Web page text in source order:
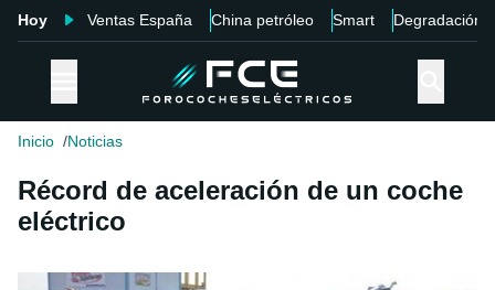
Hoy Ventas España China petróleo Smart Degradación
Inicio Noticias
Récord de aceleración de un coche
eléctrico